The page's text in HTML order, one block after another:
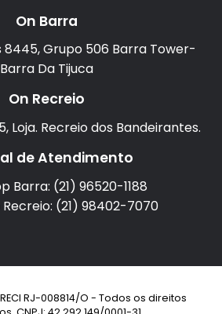
On Barra
8445, Grupo 506 Barra Tower-
Barra Da Tijuca
On Recreio
Loja. Recreio dos Bandeirantes.
de Atendimento
Barra: (21) 96520-1188
(21) 98402-7070
RJ-008814/O - Todos os direitos